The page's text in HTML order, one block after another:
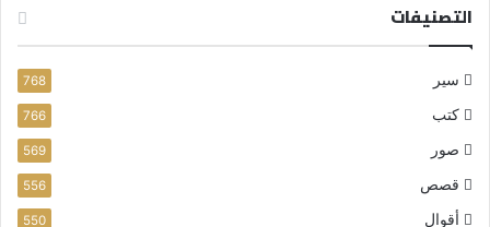
التصنيفات
سير 768
كتب 766
صور 569
قصص 556
أقوال 550